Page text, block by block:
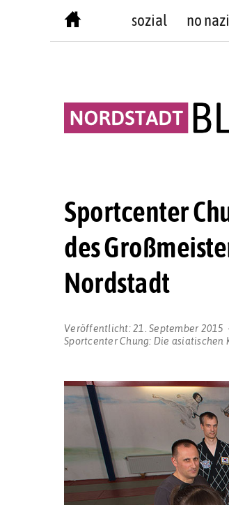
sozial no
Sportcenter
des
Nordstadt
Veröffentlicht: 21. September 2015
Sportcenter Chung: Die